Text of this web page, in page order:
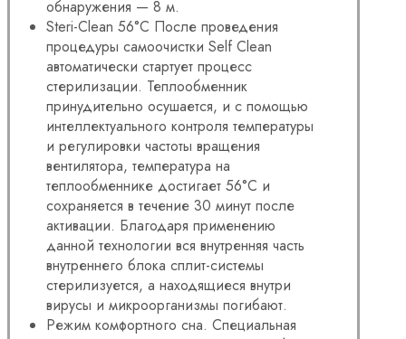
обнаружения — 8 м.
Steri-Clean 56°C После проведения
процедуры самоочистки Self Clean
автоматически стартует процесс
стерилизации. Теплообменник
принудительно осушается, и с помощью
интеллектуального контроля температуры
и регулировки частоты вращения
вентилятора, температура на
теплообменнике достигает 56°С и
сохраняется в течение 30 минут после
активации. Благодаря применению
данной технологии вся внутренняя часть
внутреннего блока сплит-системы
стерилизуется, а находящиеся внутри
вирусы и микроорганизмы погибают.
Режим комфортного сна. Специальная